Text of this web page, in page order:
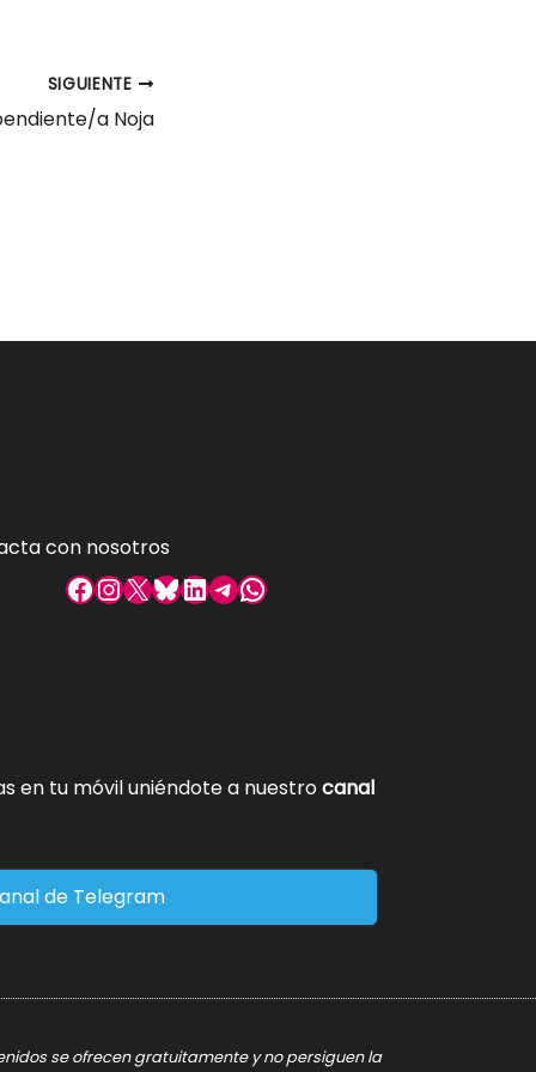
SIGUIENTE
a Noja
con nosotros
Facebook
Instagram
X Bluesky
LinkedIn
Telegram
WhatsApp
en tu móvil uniéndote a nuestrocanal
de Telegram
se ofrecen gratuitamente y no persiguen la